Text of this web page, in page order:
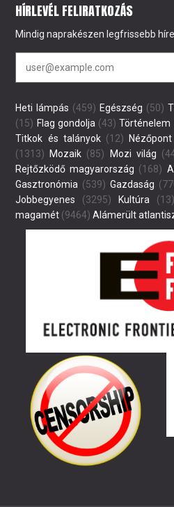
HÍRLEVÉL FELIRATKOZÁS
Mindig naprakészen legfrissebb
Heti lámpás (459) Egészség (50)
(15) Flag gondolja(43) Történelem
Titkok és talányok(12) Nézőpont
(1313)
Mozaik (85) Mozi világ
Rejtőzködő magyarország (168)
Gasztronómia (539) Gazdaság
Jobbegyenes (3295) Kultúra(13)
magamét (9464) Alámerült